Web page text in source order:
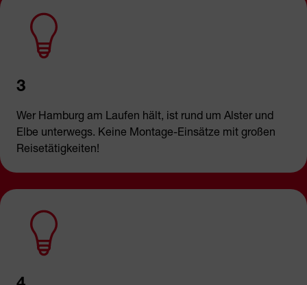
3
Wer Hamburg am Laufen hält, ist rund um Alster und
Elbe unterwegs. Keine Montage-Einsätze mit großen
Reisetätigkeiten!